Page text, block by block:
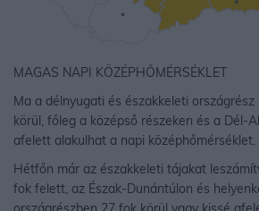
MAGAS NAPI KÖZÉPHŐMÉRSÉKLET
Ma a délnyugati és északkeleti
körül, főleg a középső részeken és a Dél-
afelett alakulhat a napi középhőmérséklet.
Hétfőn már az északkeleti tájakat
fok felett, az Észak-Dunántúlon és